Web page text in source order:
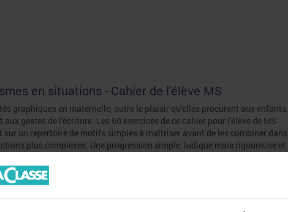
en situations - Cahier de l'élève MS
graphiques en maternelle, outre le plaisir qu'elles procurent aux enfants,
aux gestes de l'écriture. Les 60 exercices de ce cahier pour l'élève de MS
sur un répertoire de motifs simples à maîtriser avant de les combiner dans
plus complexes. Une progression simple, ludique mais rigoureuse et
dégressif - de 1 à 4 ex. : 9,90 € l'ex. - de 5 à 14 ex. : 7,90 € l'ex. - de 15 à
€ l'ex. - 25 ex. et plus : 4,90 € l'ex.